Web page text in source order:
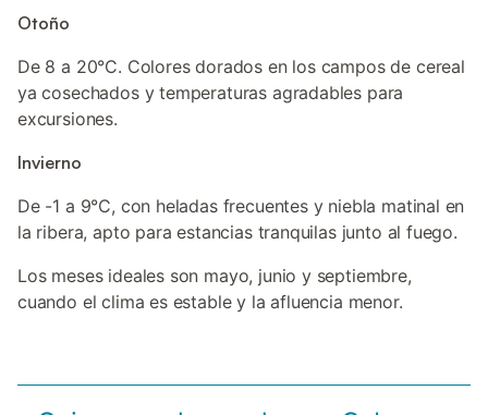
Otoño
De 8 a 20°C. Colores dorados en los campos de cereal
ya cosechados y temperaturas agradables para
excursiones.
Invierno
De -1 a 9°C, con heladas frecuentes y niebla matinal en
la ribera, apto para estancias tranquilas junto al fuego.
Los meses ideales son mayo, junio y septiembre,
cuando el clima es estable y la afluencia menor.